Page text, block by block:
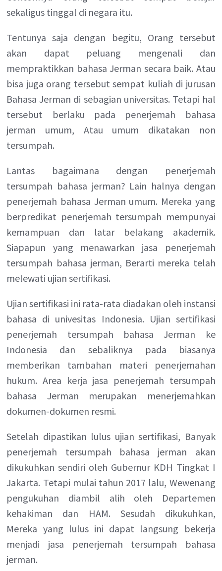
sekaligus tinggal di negara itu.
Tentunya saja dengan begitu, Orang tersebut
akan dapat peluang mengenali dan
mempraktikkan bahasa Jerman secara baik. Atau
bisa juga orang tersebut sempat kuliah di jurusan
Bahasa Jerman di sebagian universitas. Tetapi hal
tersebut berlaku pada penerjemah bahasa
jerman umum, Atau umum dikatakan non
tersumpah.
Lantas bagaimana dengan penerjemah
tersumpah bahasa jerman? Lain halnya dengan
penerjemah bahasa Jerman umum. Mereka yang
berpredikat penerjemah tersumpah mempunyai
kemampuan dan latar belakang akademik.
Siapapun yang menawarkan jasa penerjemah
tersumpah bahasa jerman, Berarti mereka telah
melewati ujian sertifikasi.
Ujian sertifikasi ini rata-rata diadakan oleh instansi
bahasa di univesitas Indonesia. Ujian sertifikasi
penerjemah tersumpah bahasa Jerman ke
Indonesia dan sebaliknya pada biasanya
memberikan tambahan materi penerjemahan
hukum. Area kerja jasa penerjemah tersumpah
bahasa Jerman merupakan menerjemahkan
dokumen-dokumen resmi.
Setelah dipastikan lulus ujian sertifikasi, Banyak
penerjemah tersumpah bahasa jerman akan
dikukuhkan sendiri oleh Gubernur KDH Tingkat I
Jakarta. Tetapi mulai tahun 2017 lalu, Wewenang
pengukuhan diambil alih oleh Departemen
kehakiman dan HAM. Sesudah dikukuhkan,
Mereka yang lulus ini dapat langsung bekerja
menjadi jasa penerjemah tersumpah bahasa
jerman.